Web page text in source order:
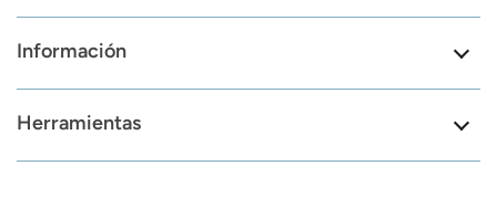
Información
Herramientas